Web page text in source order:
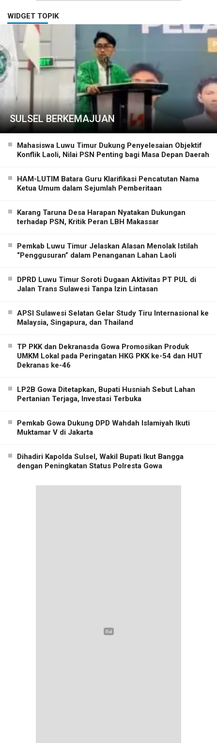
WIDGET TOPIK
SULSEL BERKEMAJUAN
Mahasiswa Luwu Timur Dukung Penyelesaian Objektif
Konflik Laoli, Nilai PSN Penting bagi Masa Depan Daerah
HAM-LUTIM Batara Guru Klarifikasi Pencatutan Nama
Ketua Umum dalam Sejumlah Pemberitaan
Karang Taruna Desa Harapan Nyatakan Dukungan
terhadap PSN, Kritik Peran LBH Makassar
Pemkab Luwu Timur Jelaskan Alasan Menolak Istilah
“Penggusuran” dalam Penanganan Lahan Laoli
DPRD Luwu Timur Soroti Dugaan Aktivitas PT PUL di
Jalan Trans Sulawesi Tanpa Izin Lintasan
APSI Sulawesi Selatan Gelar Study Tiru Internasional ke
Malaysia, Singapura, dan Thailand
TP PKK dan Dekranasda Gowa Promosikan Produk
UMKM Lokal pada Peringatan HKG PKK ke-54 dan HUT
Dekranas ke-46
LP2B Gowa Ditetapkan, Bupati Husniah Sebut Lahan
Pertanian Terjaga, Investasi Terbuka
Pemkab Gowa Dukung DPD Wahdah Islamiyah Ikuti
Muktamar V di Jakarta
Dihadiri Kapolda Sulsel, Wakil Bupati Ikut Bangga
dengan Peningkatan Status Polresta Gowa